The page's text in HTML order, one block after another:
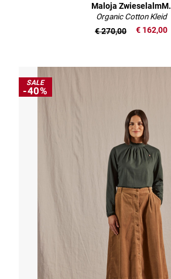
Maloja ZwieselalmM.
Organic Cotton Kleid
€ 162,00
€ 270,00
SALE
-40%